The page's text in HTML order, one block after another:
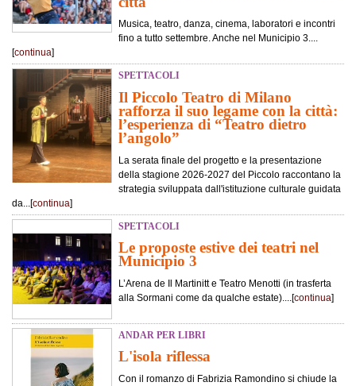
Musica, teatro, danza, cinema, laboratori e incontri
fino a tutto settembre. Anche nel Municipio 3....
[continua]
SPETTACOLI
Il Piccolo Teatro di Milano
rafforza il suo legame con la città:
l’esperienza di “Teatro dietro
l’angolo”
La serata finale del progetto e la presentazione
della stagione 2026-2027 del Piccolo raccontano la
strategia sviluppata dall'istituzione culturale guidata
da...[continua]
SPETTACOLI
Le proposte estive dei teatri nel
Municipio 3
L’Arena de Il Martinitt e Teatro Menotti (in trasferta
alla Sormani come da qualche estate)....[continua]
ANDAR PER LIBRI
L'isola riflessa
Con il romanzo di Fabrizia Ramondino si chiude la